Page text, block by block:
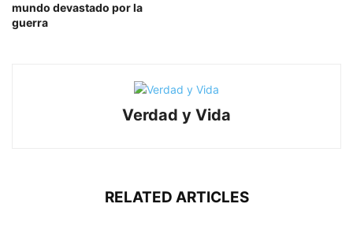
mundo devastado por la
guerra
Verdad y Vida
RELATED ARTICLES